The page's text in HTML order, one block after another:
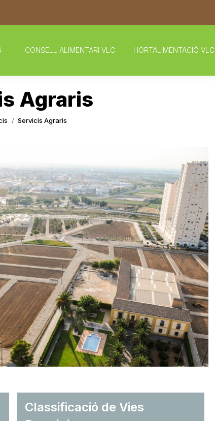
CONSELL ALIMENTARI VLC HORTALIMENTACIÓ VLC
Agraris
Servicis Agraris
Classificació de Vies